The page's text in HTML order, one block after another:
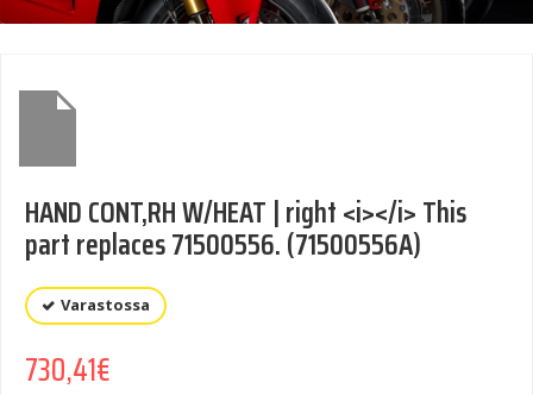
HAND CONT,RH W/HEAT | right <i></i> This
part replaces 71500556. (71500556A)
Varastossa
730,41€